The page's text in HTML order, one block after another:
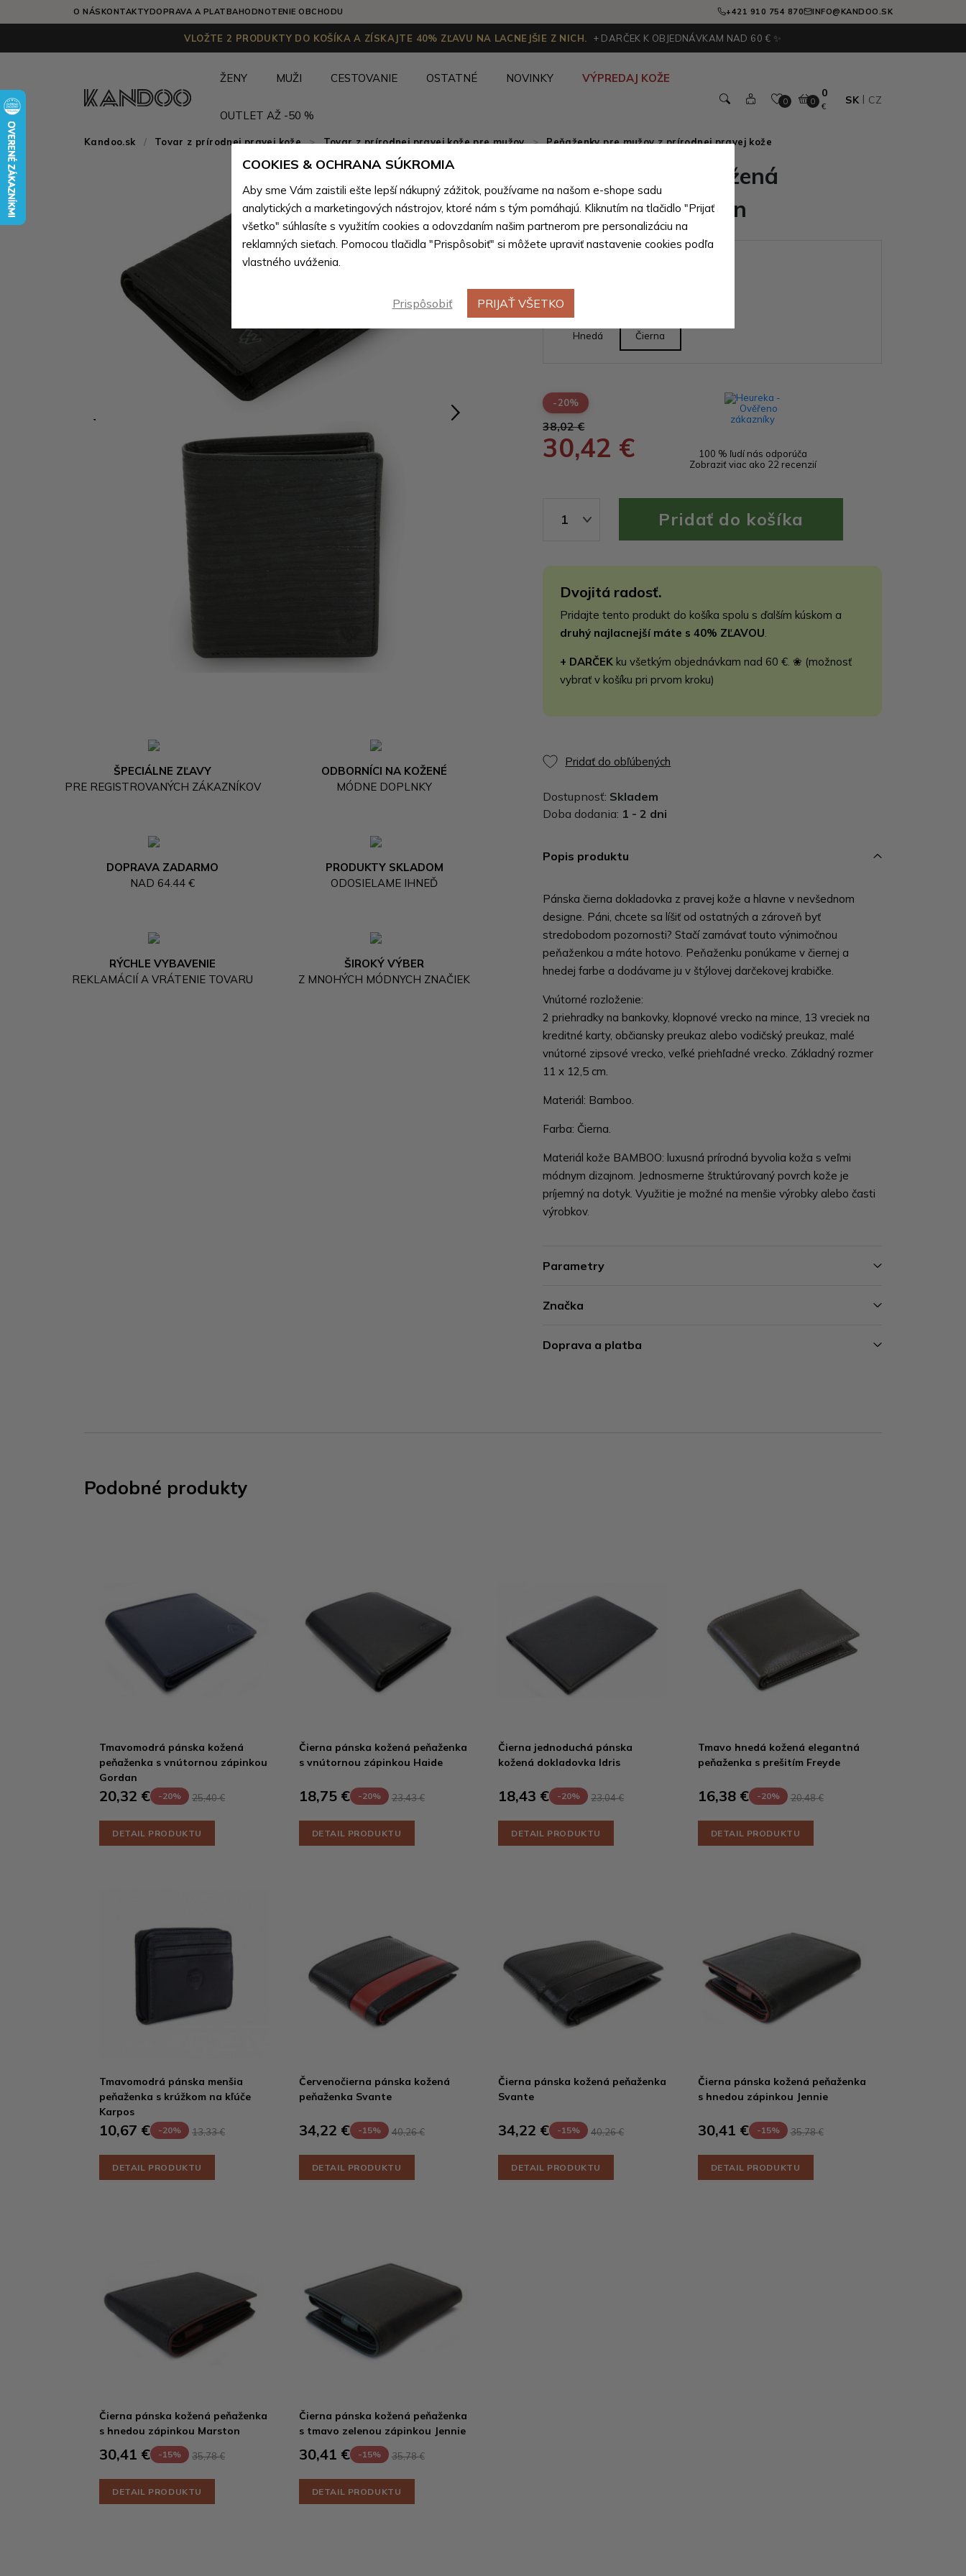
O NÁSKONTAKTYDOPRAVA A PLATBAHODNOTENIE OBCHODU +421 910 754 870 INFO@KANDOO.SK
VLOŽTE 2 PRODUKTY DO KOŠÍKA A ZÍSKAJTE 40% ZĽAVU NA LACNEJŠIE Z NICH. + DARČEK K OBJEDNÁVKAM NAD 60 € ✨
ŽENY MUŽI CESTOVANIE OSTATNÉ NOVINKY VÝPREDAJ KOŽE
OUTLET AŽ -50 %
0 0
0
€
SK CZ
Kandoo.sk Tovar z prírodnej pravej kože > Tovar z prírodnej pravej kože pre mužov > Peňaženky pre mužov z prírodnej pravej kože
Výpredaj
ŠPECIÁLNE ZĽAVY
PRE REGISTROVANÝCH ZÁKAZNÍKOV
ODBORNÍCI NA KOŽENÉ
MÓDNE DOPLNKY
DOPRAVA ZADARMO
NAD 64.44 €
PRODUKTY SKLADOM
ODOSIELAME IHNEĎ
RÝCHLE VYBAVENIE
REKLAMÁCIÍ A VRÁTENIE TOVARU
ŠIROKÝ VÝBER
Z MNOHÝCH MÓDNYCH ZNAČIEK
Čierna pánska kožená
peňaženka Martien
Hnedá Čierna
-20%
38,02 €
30,42 €
100 % ľudí nás odporúča
Zobraziť viac ako 22 recenzií
1
Dvojitá radosť.
Pridajte tento produkt do košíka spolu s ďalším kúskom a
druhý najlacnejší máte s 40% ZĽAVOU.
+ DARČEK ku všetkým objednávkam nad 60 €. ❀ (možnosť
vybrať v košíku pri prvom kroku)
Pridať do obľúbených
Dostupnosť: Skladem
Doba dodania: 1 - 2 dni
Popis produktu
Pánska čierna dokladovka z pravej kože a hlavne v nevšednom
designe. Páni, chcete sa líšiť od ostatných a zároveň byť
stredobodom pozornosti? Stačí zamávať touto výnimočnou
peňaženkou a máte hotovo. Peňaženku ponúkame v čiernej a
hnedej farbe a dodávame ju v štýlovej darčekovej krabičke.
Vnútorné rozloženie:
2 priehradky na bankovky, klopnové vrecko na mince, 13 vreciek na
kreditné karty, občiansky preukaz alebo vodičský preukaz, malé
vnútorné zipsové vrecko, veľké priehľadné vrecko. Základný rozmer
11 x 12,5 cm.
Materiál: Bamboo.
Farba: Čierna.
Materiál kože BAMBOO: luxusná prírodná byvolia koža s veľmi
módnym dizajnom. Jednosmerne štruktúrovaný povrch kože je
príjemný na dotyk. Využitie je možné na menšie výrobky alebo časti
výrobkov.
Parametry
Značka
Doprava a platba
Podobné produkty
Tmavomodrá pánska kožená
peňaženka s vnútornou zápinkou
Gordan
20,32 € -20% 25,40 €
DETAIL PRODUKTU
Čierna pánska kožená peňaženka
s vnútornou zápinkou Haide
18,75 € -20% 23,43 €
DETAIL PRODUKTU
Čierna jednoduchá pánska
kožená dokladovka Idris
18,43 € -20% 23,04 €
DETAIL PRODUKTU
Tmavo hnedá kožená elegantná
peňaženka s prešitím Freyde
16,38 € -20% 20,48 €
DETAIL PRODUKTU
Tmavomodrá pánska menšia
peňaženka s krúžkom na kľúče
Karpos
10,67 € -20% 13,33 €
DETAIL PRODUKTU
Červenočierna pánska kožená
peňaženka Svante
34,22 € -15% 40,26 €
DETAIL PRODUKTU
Čierna pánska kožená peňaženka
Svante
34,22 € -15% 40,26 €
DETAIL PRODUKTU
Čierna pánska kožená peňaženka
s hnedou zápinkou Jennie
30,41 € -15% 35,78 €
DETAIL PRODUKTU
Čierna pánska kožená peňaženka
s hnedou zápinkou Marston
30,41 € -15% 35,78 €
DETAIL PRODUKTU
Čierna pánska kožená peňaženka
s tmavo zelenou zápinkou Jennie
30,41 € -15% 35,78 €
DETAIL PRODUKTU
COOKIES & OCHRANA SÚKROMIA
Aby sme Vám zaistili ešte lepší nákupný zážitok, používame na našom e-shope sadu
analytických a marketingových nástrojov, ktoré nám s tým pomáhajú. Kliknutím na tlačidlo "Prijať
všetko" súhlasíte s využitím cookies a odovzdaním našim partnerom pre personalizáciu na
reklamných sieťach. Pomocou tlačidla "Prispôsobiť" si môžete upraviť nastavenie cookies podľa
vlastného uváženia.
Prispôsobiť PRIJAŤ VŠETKO